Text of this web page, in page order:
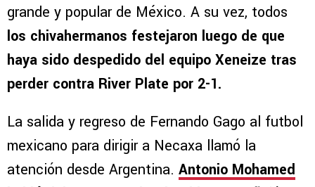
grande y popular de México. A su vez, todos
los chivahermanos festejaron luego de que
haya sido despedido del equipo Xeneize tras
perder contra River Plate por 2-1.
La salida y regreso de Fernando Gago al futbol
mexicano para dirigir a Necaxa llamó la
atención desde Argentina. Antonio Mohamed